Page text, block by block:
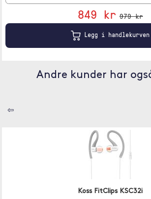
849 kr 979 kr
Legg i handlekurven
Andre kunder har
⇦
Koss FitClips KSC32i